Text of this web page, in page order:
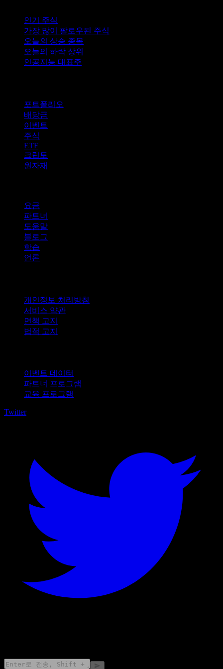
인기 주식
가장 많이 팔로우된 주식
오늘의 상승 종목
오늘의 하락 상위
인공지능 대표주
포트폴리오
배당금
이벤트
주식
ETF
크립토
원자재
요금
파트너
도움말
블로그
학습
언론
개인정보 처리방침
서비스 약관
면책 고지
법적 고지
이벤트 데이터
파트너 프로그램
교육 프로그램
Twitter